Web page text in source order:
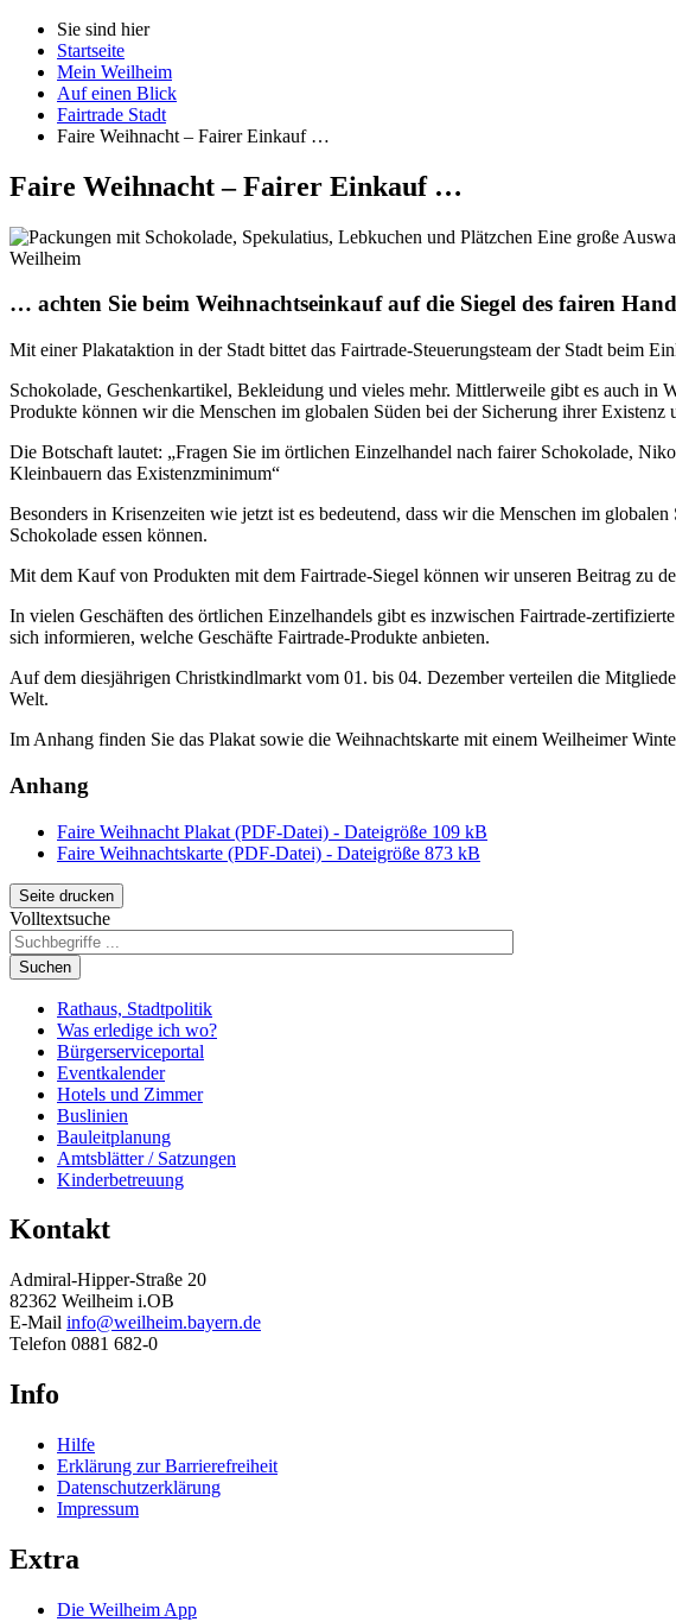
Sie sind hier
Startseite
Mein Weilheim
Auf einen Blick
Fairtrade Stadt
Faire Weihnacht – Fairer Einkauf …
Faire Weihnacht –Fairer Einkauf …
Eine große
Weilheim
… achten Sie beim Weihnachtseinkauf auf die Siegel des fairen
Mit einer Plakataktion in der Stadt bittet das Fairtrade-Steuerungsteam der Stadt beim
Schokolade, Geschenkartikel, Bekleidung und vieles mehr. Mittlerweile gibt es auch in
Produkte können wir die Menschen im globalen Süden bei der Sicherung ihrer Existenz
Die Botschaft lautet: „Fragen Sie im örtlichen Einzelhandel nach fairer Schokolade,
Kleinbauern das Existenzminimum“
Besonders in Krisenzeiten wie jetzt ist es bedeutend, dass wir die Menschen im
Schokolade essen können.
Mit dem Kauf von Produkten mit dem Fairtrade-Siegel können wir unseren Beitrag zu
In vielen Geschäften des örtlichen Einzelhandels gibt es inzwischen Fairtrade-
sich informieren, welche Geschäfte Fairtrade-Produkte anbieten.
Auf dem diesjährigen Christkindlmarkt vom 01. bis 04. Dezember verteilen die
Welt.
Im Anhang finden Sie das Plakat sowie die Weihnachtskarte mit einem Weilheimer
Anhang
Faire Weihnacht Plakat (PDF-Datei) - Dateigröße 109 kB
Faire Weihnachtskarte (PDF-Datei) - Dateigröße 873 kB
Seite drucken
Volltextsuche
Suchen
Rathaus, Stadtpolitik
Was erledige ich wo?
Bürgerserviceportal
Eventkalender
Hotels und Zimmer
Buslinien
Bauleitplanung
Amtsblätter / Satzungen
Kinderbetreuung
Kontakt
Admiral-Hipper-Straße 20
82362 Weilheim i.OB
E-Mail info@weilheim.bayern.de
Telefon 0881 682-0
Info
Hilfe
Erklärung zur Barrierefreiheit
Datenschutzerklärung
Impressum
Extra
Die Weilheim App